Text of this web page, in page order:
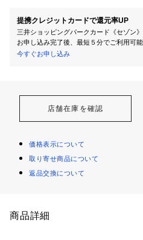
提携クレジットカードで還元率UP
三井ショッピングパークカード《セゾン
お申し込み完了後、最短５分でご利用可能
今すぐお申し込み
店舗在庫を確認
価格表示について
取り寄せ商品について
返品交換について
商品詳細